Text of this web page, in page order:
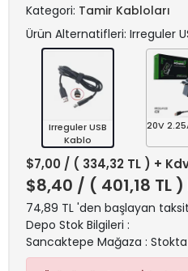
Kategori: Tamir Kabloları
Ürün Alternatifleri: Irreguler
Irreguler USB
Kablo
20V
$7,00 / ( 334,32 TL ) +
$8,40 / ( 401,18 TL
74,89 TL 'den başlayan
Depo Stok Bilgileri :
Sancaktepe Mağaza :